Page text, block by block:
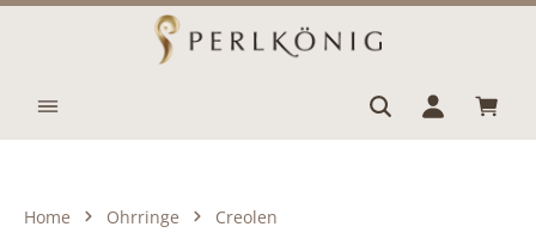
Zum Hauptinhalt springen
Home Ohrringe Creolen